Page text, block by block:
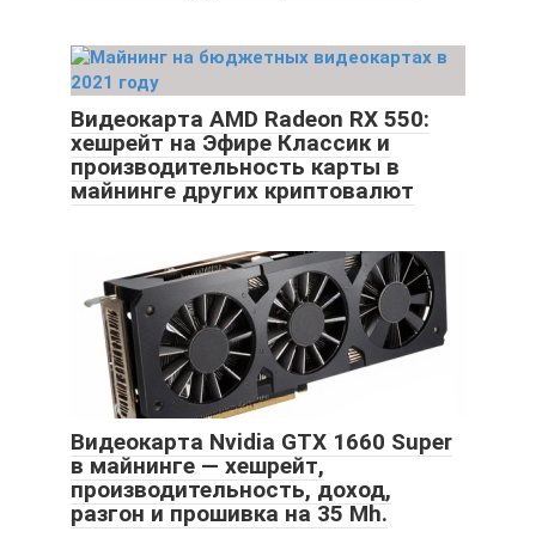
Видеокарта AMD Radeon RX 550:
хешрейт на Эфире Классик и
производительность карты в
майнинге других криптовалют
Видеокарта Nvidia GTX 1660 Super
в майнинге — хешрейт,
производительность, доход,
разгон и прошивка на 35 Mh.